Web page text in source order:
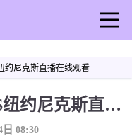
约尼克斯直播在线观看
NBA 圣安东尼奥马刺VS纽约尼克斯直播在线观看高清无插件
日 08:30